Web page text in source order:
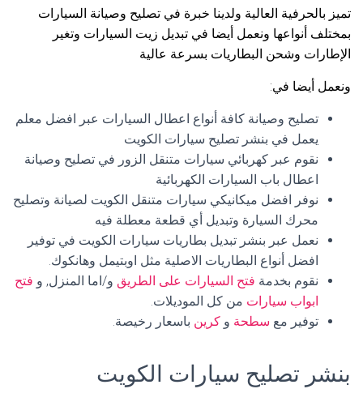
تميز بالحرفية العالية ولدينا خبرة في تصليح وصيانة السيارات
بمختلف أنواعها ونعمل أيضا في تبديل زيت السيارات وتغير
الإطارات وشحن البطاريات بسرعة عالية
ونعمل أيضا في:
تصليح وصيانة كافة أنواع اعطال السيارات عبر افضل معلم
يعمل في بنشر تصليح سيارات الكويت
نقوم عبر كهربائي سيارات متنقل الزور في تصليح وصيانة
اعطال باب السيارات الكهربائية
نوفر افضل ميكانيكي سيارات متنقل الكويت لصيانة وتصليح
محرك السيارة وتبديل أي قطعة معطلة فيه
نعمل عبر بنشر تبديل بطاريات سيارات الكويت في توفير
افضل أنواع البطاريات الاصلية مثل اوبتيمل وهانكوك.
نقوم بخدمة فتح السيارات على الطريق و/اما المنزل, و فتح
ابواب سيارات من كل الموديلات.
توفير مع سطحة و كرين باسعار رخيصة.
بنشر تصليح سيارات الكويت